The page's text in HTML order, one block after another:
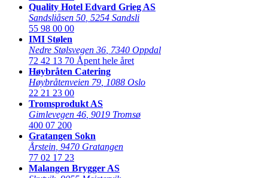
Quality Hotel Edvard Grieg AS
Sandsliåsen 50 5254 Sandsli
55 98 00 00
IMI Stølen
Nedre Stølsvegen 36 7340 Oppdal
72 42 13 70 Åpent hele året
Høybråten Catering
Høybråtenveien 79 1088 Oslo
22 21 23 00
Tromsprodukt AS
Gimlevegen 46 9019 Tromsø
400 07 200
Gratangen Sokn
Årstein 9470 Gratangen
77 02 17 23
Malangen Brygger AS